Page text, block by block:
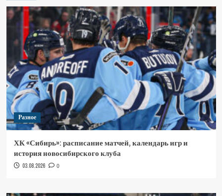
Разное
ХК «Сибирь»: расписание матчей, календарь игр и
история новосибирского клуба
03.08.2026 0